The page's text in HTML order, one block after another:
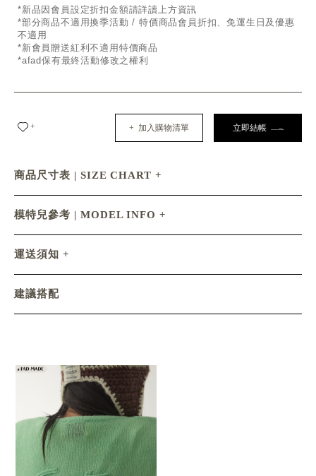
*新品因會員設定折扣金額請詳讀上方資訊
*部分商品不適用換季活動 / 特價商品會員折扣、免運生日及優惠
不適用
*新會員贈送紅利不適用特價商品
*afad保有最終活動修改之權利
+ + 加入購物清單 立即結帳
商品尺寸表 | SIZE CHART
模特兒參考 | MODEL INFO
運送須知
建議搭配